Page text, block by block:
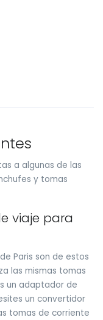
a algunas de las
y tomas
viaje para
Paris son de estos
las mismas tomas
un adaptador de
un convertidor
tomas de corriente